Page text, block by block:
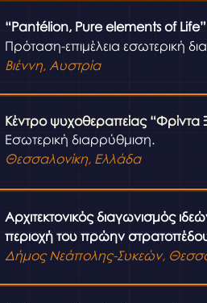
“Pantélion, Pure elements of
Πρόταση-επιμέλεια εσωτερική
Βιέννη, Αυστρία
Κέντρο ψυχοθεραπείας
Εσωτερική διαρρύθμιση.
Θεσσαλονίκη, Ελλάδα
Αρχιτεκτονικός διαγωνισμός
περιοχή του πρώην
Δήμος Νεάπολης-Συκεών,